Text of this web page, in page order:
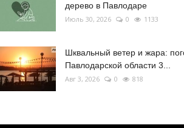
дерево в Павлодаре
Июль 30, 2026 0 1133
Шквальный ветер и жара:
Павлодарской области 3...
Авг 3, 2026 0 818